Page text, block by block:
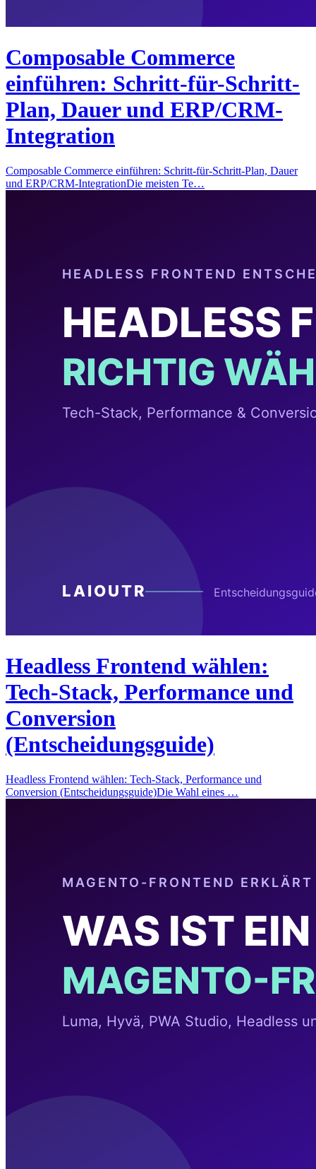
Composable Commerce
einführen: Schritt-für-Schritt-
Plan, Dauer und ERP/CRM-
Integration
Composable Commerce einführen: Schritt-für-Schritt-Plan, Dauer
und ERP/CRM-IntegrationDie meisten Te…
Headless Frontend wählen:
Tech-Stack, Performance und
Conversion
(Entscheidungsguide)
Headless Frontend wählen: Tech-Stack, Performance und
Conversion (Entscheidungsguide)Die Wahl eines …